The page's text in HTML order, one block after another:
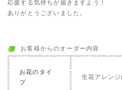
応援する気持ちが届きますよう！
ありがとうございました。
お客様からのオーダー内容
お花のタイ
プ
生花アレン